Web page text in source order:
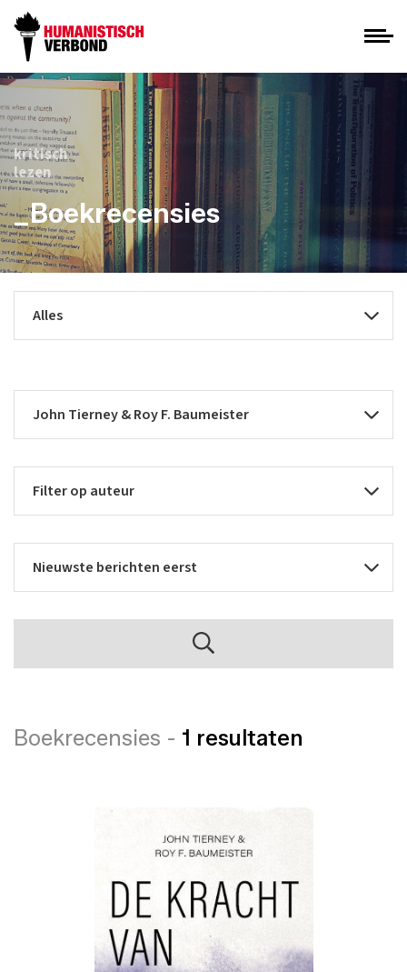
kritisch
lezen
_Boekrecensies
Boekrecensies - 1 resultaten